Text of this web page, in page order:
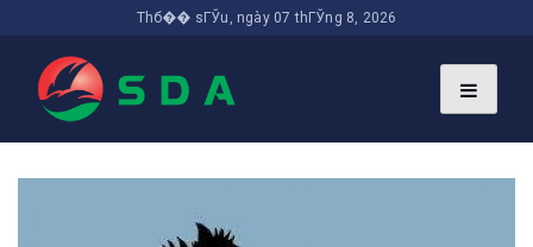
Thб�� sГЎu, ngày 07 thГЎng 8, 2026